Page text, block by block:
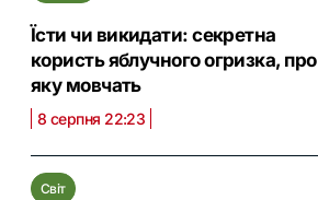
Їсти чи викидати: секретна
користь яблучного огризка, про
яку мовчать
8 серпня 22:23
Світ